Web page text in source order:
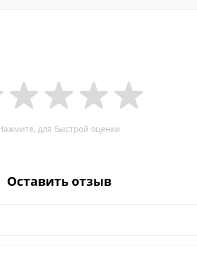
для быстрой оценки
Оставить отзыв